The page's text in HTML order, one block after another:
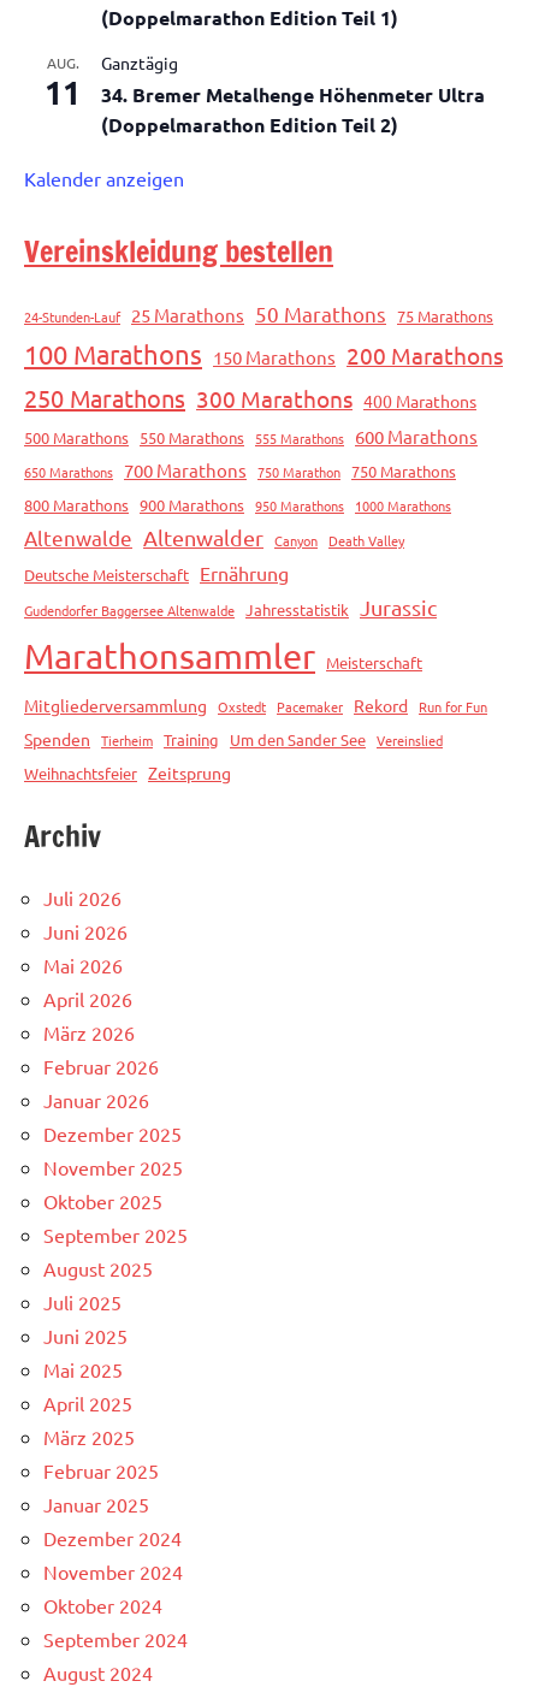
(Doppelmarathon Edition Teil 1)
AUG.
11
Ganztägig
34. Bremer Metalhenge Höhenmeter Ultra
(Doppelmarathon Edition Teil 2)
Kalender anzeigen
Vereinskleidung bestellen
24-Stunden-Lauf 25 Marathons 50 Marathons 75 Marathons
100 Marathons 150 Marathons 200 Marathons
250 Marathons 300 Marathons 400 Marathons
500 Marathons 550 Marathons 555 Marathons 600 Marathons
650 Marathons 700 Marathons 750 Marathon 750 Marathons
800 Marathons 900 Marathons 950 Marathons 1000 Marathons
Altenwalde Altenwalder Canyon Death Valley
Deutsche Meisterschaft Ernährung
Gudendorfer Baggersee Altenwalde Jahresstatistik Jurassic
Marathonsammler Meisterschaft
Mitgliederversammlung Oxstedt Pacemaker Rekord Run for Fun
Spenden Tierheim Training Um den Sander See Vereinslied
Weihnachtsfeier Zeitsprung
Archiv
Juli 2026
Juni 2026
Mai 2026
April 2026
März 2026
Februar 2026
Januar 2026
Dezember 2025
November 2025
Oktober 2025
September 2025
August 2025
Juli 2025
Juni 2025
Mai 2025
April 2025
März 2025
Februar 2025
Januar 2025
Dezember 2024
November 2024
Oktober 2024
September 2024
August 2024